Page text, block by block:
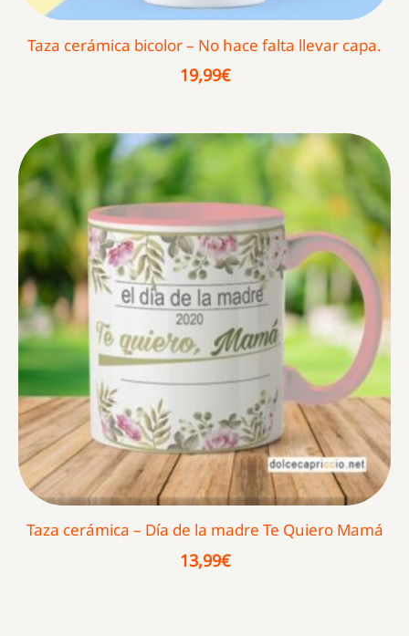
Taza cerámica bicolor – No hace falta llevar capa.
19,99€
Taza cerámica – Día de la madre Te Quiero Mamá
13,99€